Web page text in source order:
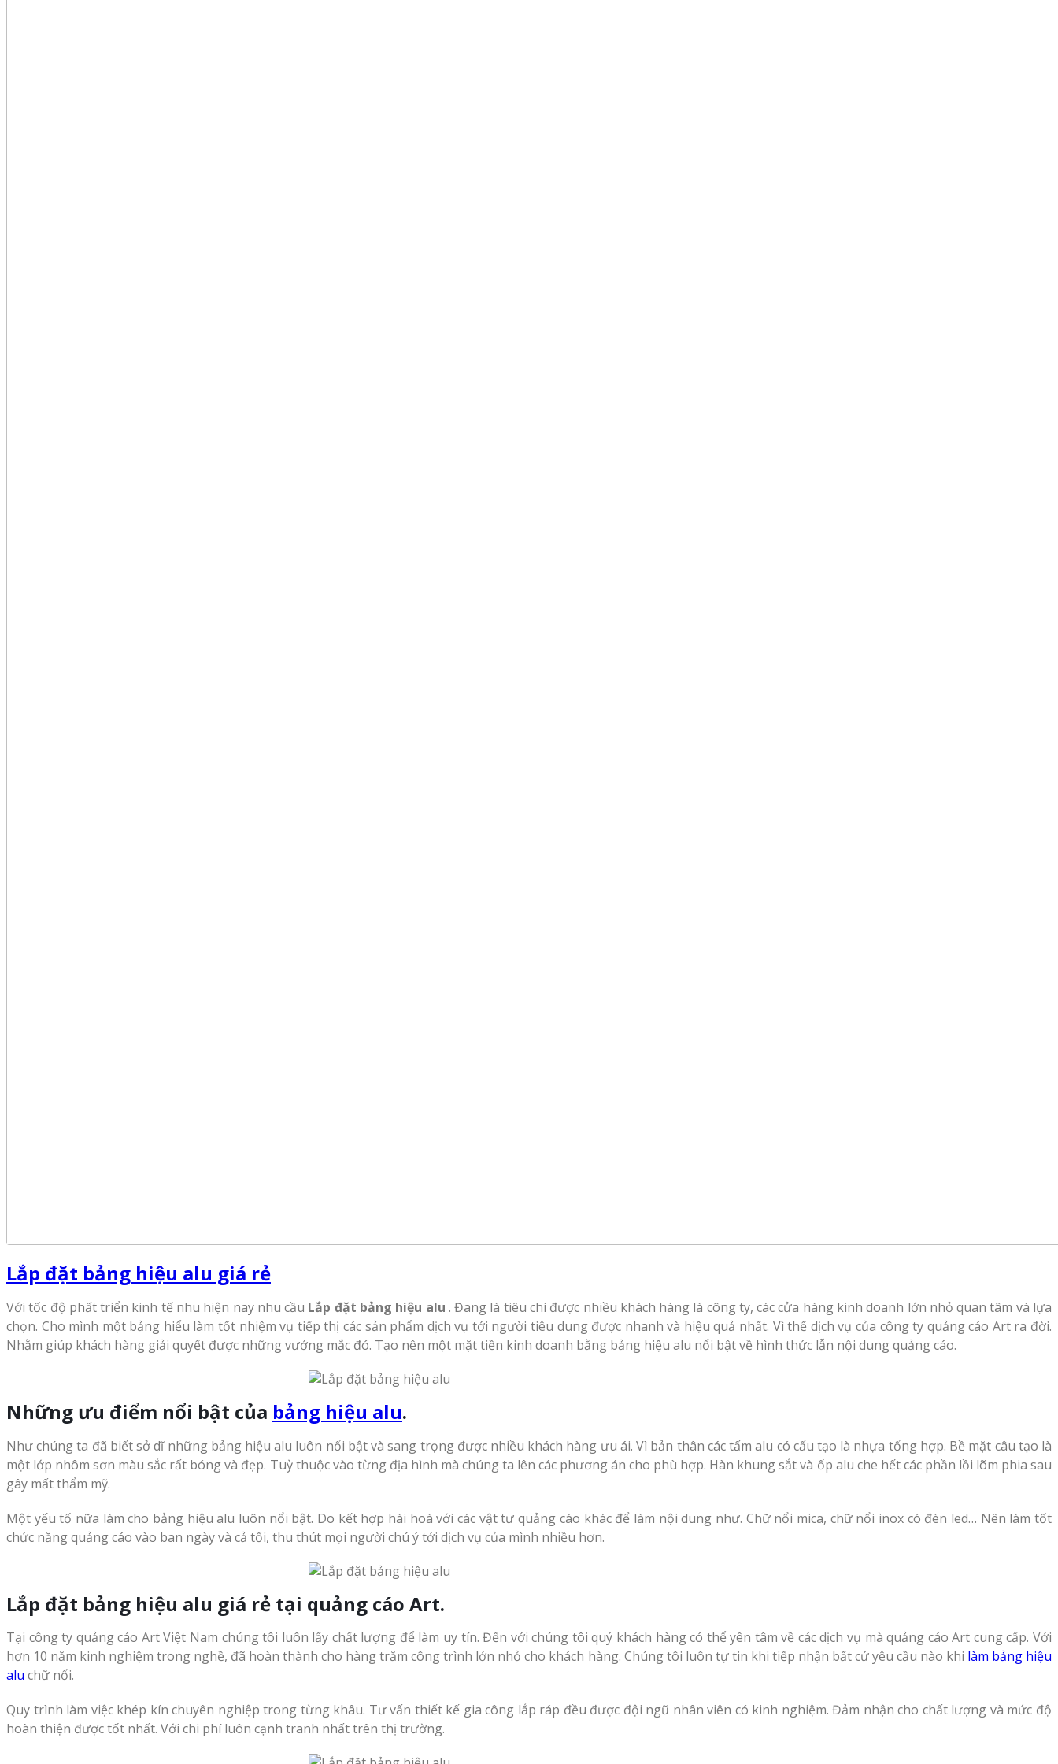
Lắp đặt bảng hiệu alu giá rẻ
Với tốc độ phất triển kinh tế nhu hiện nay nhu cầu Lắp đặt bảng hiệu alu . Đang là tiêu chí được nhiều khách hàng là công ty, các cửa hàng kinh doanh lớn nhỏ quan tâm và lựa
chọn. Cho mình một bảng hiểu làm tốt nhiệm vụ tiếp thị các sản phẩm dịch vụ tới người tiêu dung được nhanh và hiệu quả nhất. Vì thế dịch vụ của công ty quảng cáo Art ra đời.
Nhằm giúp khách hàng giải quyết được những vướng mắc đó. Tạo nên một mặt tiền kinh doanh bằng bảng hiệu alu nổi bật về hình thức lẫn nội dung quảng cáo.
Những ưu điểm nổi bật của bảng hiệu alu.
Như chúng ta đã biết sở dĩ những bảng hiệu alu luôn nổi bật và sang trọng được nhiều khách hàng ưu ái. Vì bản thân các tấm alu có cấu tạo là nhựa tổng hợp. Bề mặt câu tạo là
một lớp nhôm sơn màu sắc rất bóng và đẹp. Tuỳ thuộc vào từng địa hình mà chúng ta lên các phương án cho phù hợp. Hàn khung sắt và ốp alu che hết các phần lồi lõm phia sau
gây mất thẩm mỹ.
Một yếu tố nữa làm cho bảng hiệu alu luôn nổi bật. Do kết hợp hài hoà với các vật tư quảng cáo khác để làm nội dung như. Chữ nổi mica, chữ nổi inox có đèn led… Nên làm tốt
chức năng quảng cáo vào ban ngày và cả tối, thu thút mọi người chú ý tới dịch vụ của mình nhiều hơn.
Lắp đặt bảng hiệu alu giá rẻ tại quảng cáo Art.
Tại công ty quảng cáo Art Việt Nam chúng tôi luôn lấy chất lượng để làm uy tín. Đến với chúng tôi quý khách hàng có thể yên tâm về các dịch vụ mà quảng cáo Art cung cấp. Với
hơn 10 năm kinh nghiệm trong nghề, đã hoàn thành cho hàng trăm công trình lớn nhỏ cho khách hàng. Chúng tôi luôn tự tin khi tiếp nhận bất cứ yêu cầu nào khi làm bảng hiệu
alu chữ nổi.
Quy trình làm việc khép kín chuyên nghiệp trong từng khâu. Tư vấn thiết kế gia công lắp ráp đều được đội ngũ nhân viên có kinh nghiệm. Đảm nhận cho chất lượng và mức độ
hoàn thiện được tốt nhất. Với chi phí luôn cạnh tranh nhất trên thị trường.